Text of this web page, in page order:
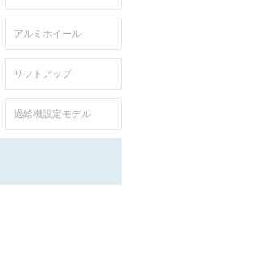
アルミホイール
リフトアップ
過給機設定モデル